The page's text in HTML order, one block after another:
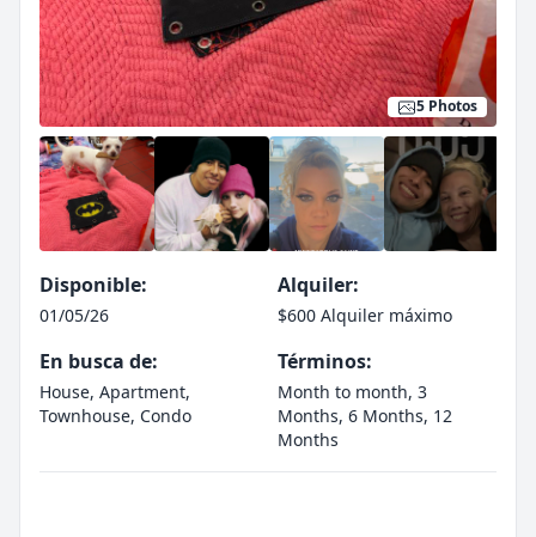
5 Photos
Disponible:
01/05/26
Alquiler:
$600 Alquiler máximo
En busca de:
House, Apartment,
Townhouse, Condo
Términos:
Month to month, 3
Months, 6 Months, 12
Months